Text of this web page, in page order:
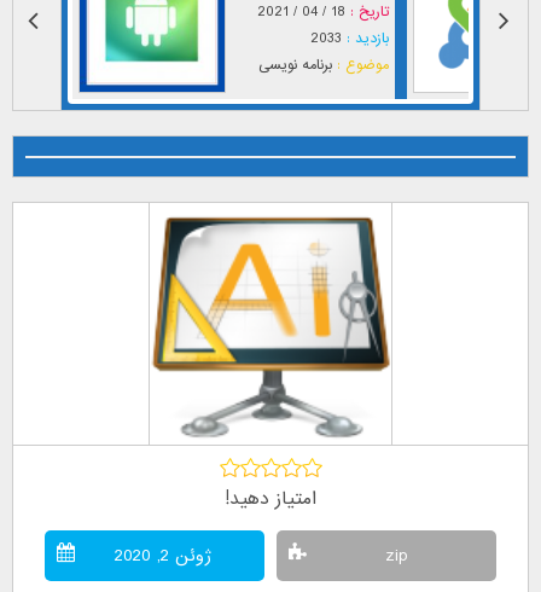
تاریخ : 18 / 04 / 2021
بازدید : 2033
موضوع : برنامه نویسی
امتیاز دهید!
zip ژوئن 2, 2020